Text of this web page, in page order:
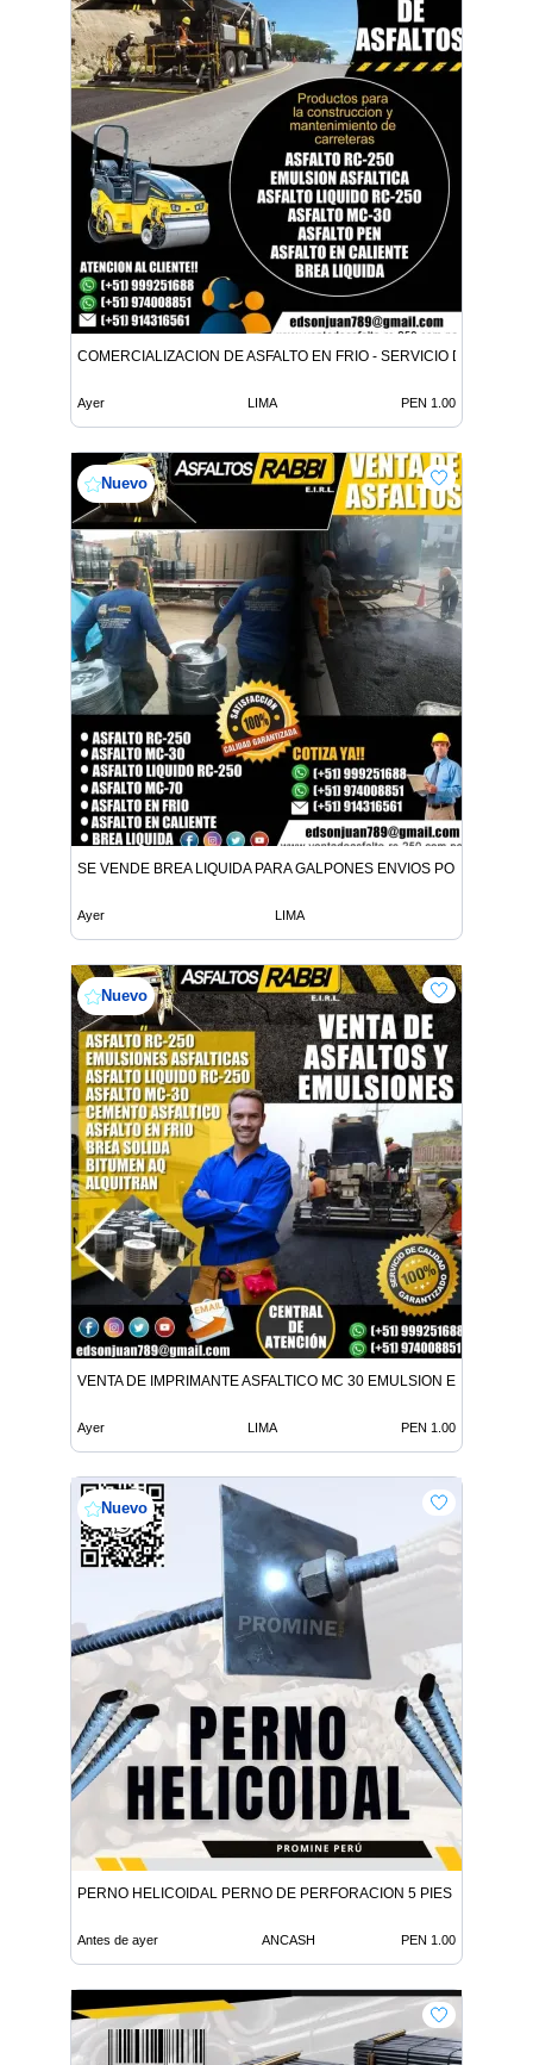
COMERCIALIZACION DE ASFALTO EN FRIO - SERVICIO DE
Ayer LIMA PEN 1.00
Nuevo
SE VENDE BREA LIQUIDA PARA GALPONES ENVIOS POR
Ayer LIMA
Nuevo
VENTA DE IMPRIMANTE ASFALTICO MC 30 EMULSION EN TODO
Ayer LIMA PEN 1.00
Nuevo
PERNO HELICOIDAL PERNO DE PERFORACION 5 PIES
Antes de ayer ANCASH PEN 1.00